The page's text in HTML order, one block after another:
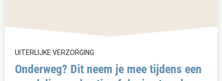
UITERLIJKE VERZORGING
Onderweg? Dit neem je mee tijdens een